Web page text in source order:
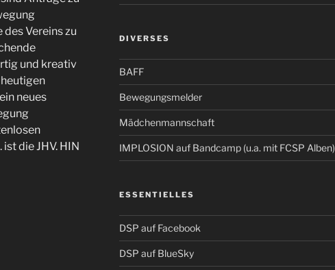
Vereins zu
und kreativ
heutigen
neues
die JHV. HIN
DIVERSES
BAFF
Bewegungsmelder
Mädchenmannschaft
IMPLOSION auf Bandcamp (u.a. mit FCSP Alben)
ESSENTIELLES
DSP auf Facebook
DSP auf BlueSky